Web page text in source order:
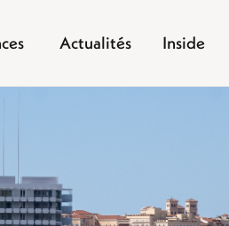
Actualités Inside